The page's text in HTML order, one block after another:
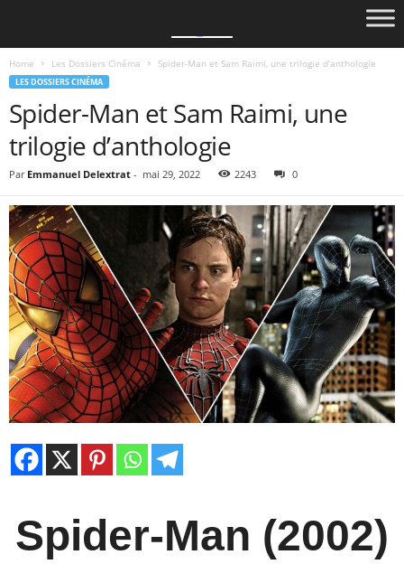
Home Les Dossiers Cinéma Spider-Man et Sam Raimi, une trilogie d’anthologie
LES DOSSIERS CINÉMA
Spider-Man et Sam Raimi, une
trilogie d’anthologie
Par Emmanuel Delextrat - mai 29, 2022 2243 0
Spider-Man (2002)